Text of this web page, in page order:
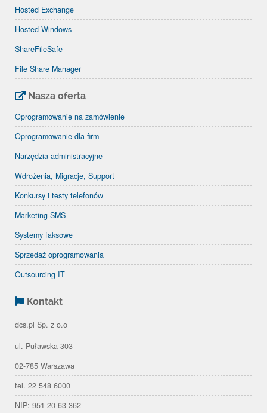
Hosted Exchange
Hosted Windows
ShareFileSafe
File Share Manager
Nasza oferta
Oprogramowanie na zamówienie
Oprogramowanie dla firm
Narzędzia administracyjne
Wdrożenia, Migracje, Support
Konkursy i testy telefonów
Marketing SMS
Systemy faksowe
Sprzedaż oprogramowania
Outsourcing IT
Kontakt
dcs.pl Sp. z o.o
ul. Puławska 303
02-785 Warszawa
tel. 22 548 6000
NIP: 951-20-63-362